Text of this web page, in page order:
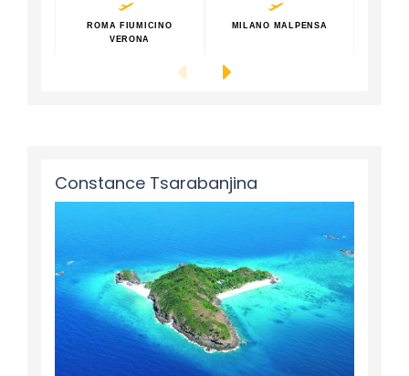
ROMA FIUMICINO
VERONA
MILANO MALPENSA
Constance Tsarabanjina